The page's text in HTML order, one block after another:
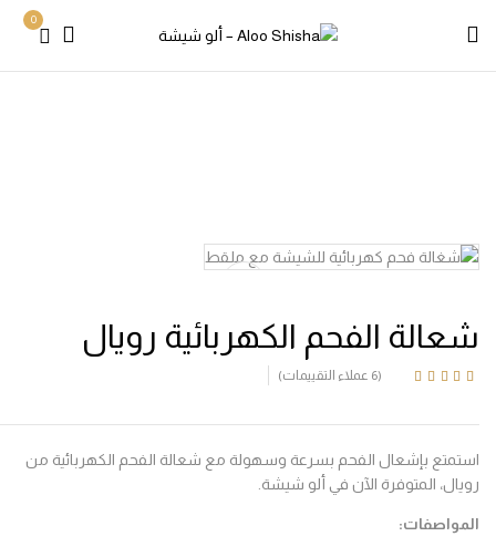
الفحم الكهربائية رويال
(
6 عملاء التقييمات)
بإشعال الفحم بسرعة وسهولة مع شعالة الفحم الكهربائية من
المتوفرة الآن في ألو شيشة.
: